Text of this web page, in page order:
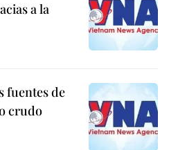
a la
fuentes de
crudo